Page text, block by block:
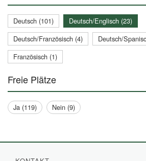
Deutsch (101)
Deutsch/Englisch (23)
Deutsch/Französisch (4)
Deutsch/
Französisch (1)
Freie Plätze
Ja (119) Nein (9)